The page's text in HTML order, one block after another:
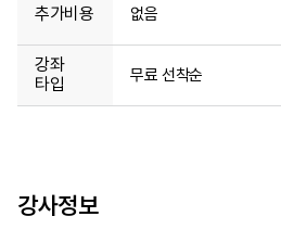
추가비용 없음
강좌
타입
무료 선착순
강사정보